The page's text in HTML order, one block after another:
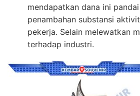
mendapatkan dana ini
penambahan substansi
pekerja. Selain melewatkan
terhadap industri.